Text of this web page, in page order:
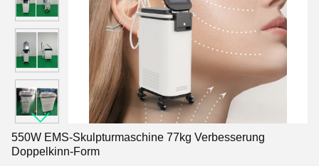
550W EMS-Skulpturmaschine 77kg Verbesserung
Doppelkinn-Form